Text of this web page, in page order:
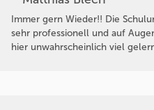
Immer gern Wieder!! Die
sehr professionell und auf
hier unwahrscheinlich viel